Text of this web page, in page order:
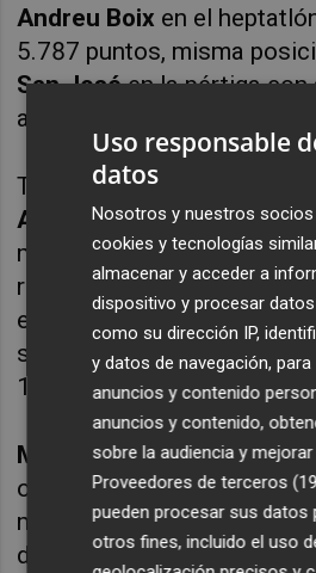
Andreu Boix en el
5.787 puntos, misma
San Joséen la pértiga con
acreditados
También en la lucha por las
Abde el Khayami, que con
meeting deValenciase
ranking nacional, misma
el capitán
Pablo Torrijos
sus 15.81 y Miguel
19.12.
Mireya Arnedillose
opciones de rascar una
metros a pesar de sus
durante el invierno,
Uso responsable
datos
Nosotros y nuestros
cookies y tecnologías
almacenar y acceder a
dispositivo y procesar
como su dirección IP,
y datos de navegación,
anuncios y contenido
anuncios y contenido,
sobre la audiencia y
Proveedores de terceros
pueden procesar sus datos
otros fines, incluido el uso